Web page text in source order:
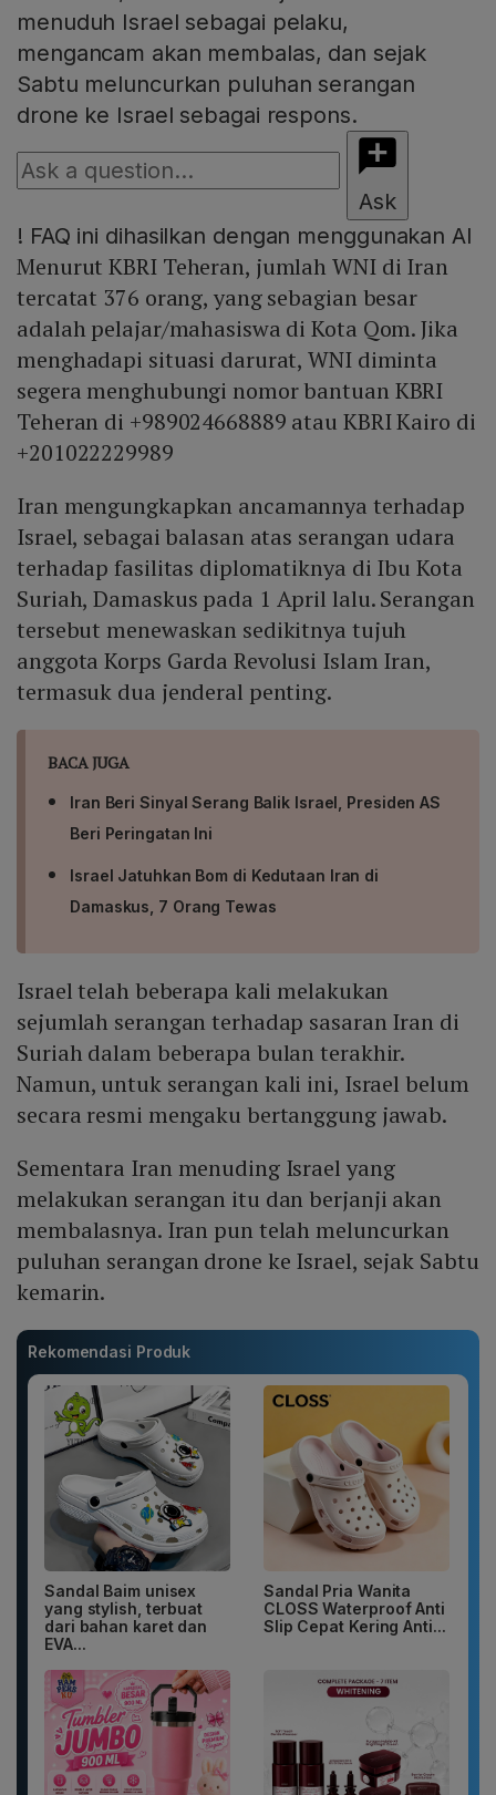
menuduh Israel sebagai pelaku,
mengancam akan membalas, dan sejak
Sabtu meluncurkan puluhan serangan
drone ke Israel sebagai respons.
Ask
! FAQ ini dihasilkan dengan menggunakan AI
Menurut KBRI Teheran, jumlah WNI di Iran
tercatat 376 orang, yang sebagian besar
adalah pelajar/mahasiswa di Kota Qom. Jika
menghadapi situasi darurat, WNI diminta
segera menghubungi nomor bantuan KBRI
Teheran di +989024668889 atau KBRI Kairo di
+201022229989
Iran mengungkapkan ancamannya terhadap
Israel, sebagai balasan atas serangan udara
terhadap fasilitas diplomatiknya di Ibu Kota
Suriah, Damaskus pada 1 April lalu. Serangan
tersebut menewaskan sedikitnya tujuh
anggota Korps Garda Revolusi Islam Iran,
termasuk dua jenderal penting.
BACA JUGA
Iran Beri Sinyal Serang Balik Israel, Presiden AS
Beri Peringatan Ini
Israel Jatuhkan Bom di Kedutaan Iran di
Damaskus, 7 Orang Tewas
Israel telah beberapa kali melakukan
sejumlah serangan terhadap sasaran Iran di
Suriah dalam beberapa bulan terakhir.
Namun, untuk serangan kali ini, Israel belum
secara resmi mengaku bertanggung jawab.
Sementara Iran menuding Israel yang
melakukan serangan itu dan berjanji akan
membalasnya. Iran pun telah meluncurkan
puluhan serangan drone ke Israel, sejak Sabtu
kemarin.
Rekomendasi Produk
Sandal Baim unisex
yang stylish, terbuat
dari bahan karet dan
EVA...
Sandal Pria Wanita
CLOSS Waterproof Anti
Slip Cepat Kering Anti...